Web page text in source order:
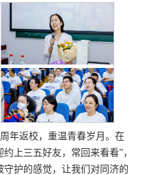
年返校，重温青春岁月。在
上三五好友，常回来看看”，
护的感觉，让我们对同济的